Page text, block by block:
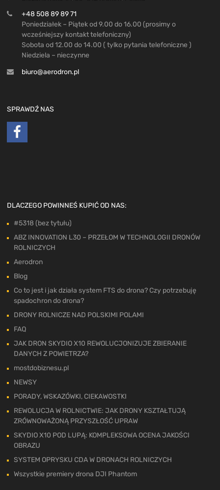
+48 508 89 89 71
Poniedziałek – Piątek od 9.00 do 16.00 (prosimy o
wcześniejszy kontakt telefoniczny)
Sobota od 12.00 do 14.00 ( tylko pytania telefoniczne )
Niedziela – nieczynne
biuro@aerodron.pl
SPRAWDŹ NAS
DLACZEGO POWINNEŚ KUPIĆ OD NAS:
#5318 (bez tytułu)
ABZ INNOVATION L30 – PRZEŁOM W TECHNOLOGII DRONÓW
ROLNICZYCH
Aerodron
Blog
Co to jest i jak działa system FTS do drona? Czy potrzebuję
spadochron do drona?
DRONY ROLNICZE NAD POLSKIMI POLAMI
FAQ
JAK DRON SKYDIO X10 REWOLUCJONIZUJE ZBIERANIE
DANYCH Z POWIETRZA?
mostdobiznesu.pl
NEWSY
PORADY, WSKAZÓWKI, CIEKAWOSTKI
REWOLUCJA W ROLNICTWIE: JAK DRONY KSZTAŁTUJĄ
ZRÓWNOWAŻONĄ PRZYSZŁOŚĆ UPRAW
SKYDIO X10 POD LUPĄ: KOMPLEKSOWA OCENA JAKOŚCI
OBRAZU
SYSTEM OPRYSKU CDA W DRONACH ROLNICZYCH
Wszystkie premiery drona DJI Phantom